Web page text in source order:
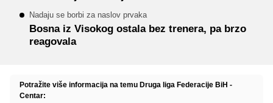
Nadaju se borbi za naslov prvaka
Bosna iz Visokog ostala bez trenera, pa brzo
reagovala
Potražite više informacija na temu Druga liga Federacije BiH -
Centar: